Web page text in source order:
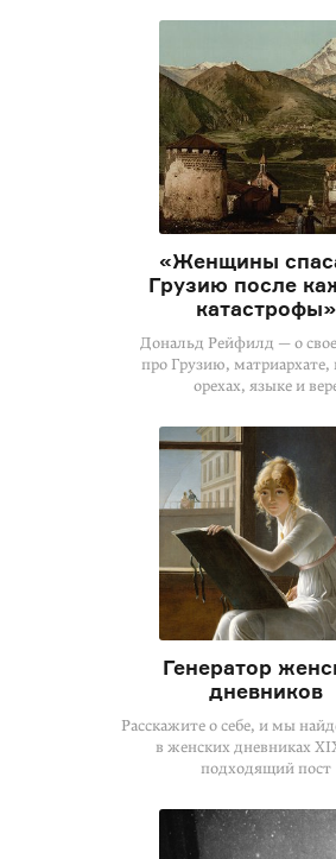
«Женщины
Грузию после
катастрофы»
Дональд Рейфилд — о
про Грузию, матриархате,
орехах, языке и
Генератор
дневников
Расскажите о себе, и мы
в женских дневниках
подходящий пост